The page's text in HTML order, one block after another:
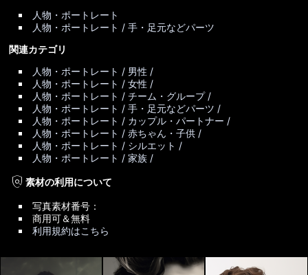
人物・ポートレート
人物・ポートレート / 手・足元などパーツ
関連カテゴリ
人物・ポートレート / 男性 /
人物・ポートレート / 女性 /
人物・ポートレート / チーム・グループ /
人物・ポートレート / 手・足元などパーツ /
人物・ポートレート / カップル・パートナー /
人物・ポートレート / 赤ちゃん・子供 /
人物・ポートレート / シルエット /
人物・ポートレート / 家族 /
policy素材の利用について
写真素材番号：
商用可＆無料
利用規約はこちら